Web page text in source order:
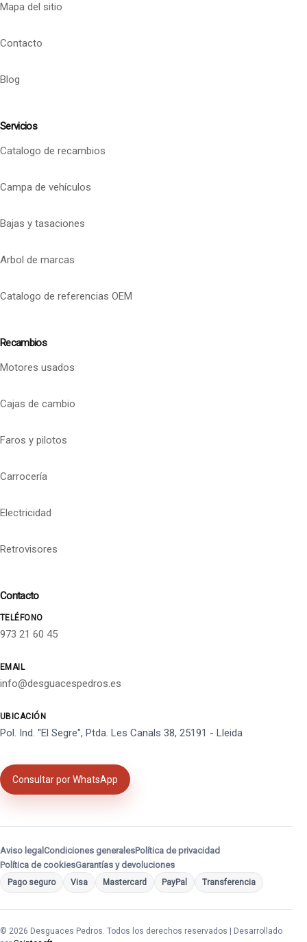
Mapa del sitio
Contacto
Blog
Servicios
Catalogo de recambios
Campa de vehículos
Bajas y tasaciones
Arbol de marcas
Catalogo de referencias OEM
Recambios
Motores usados
Cajas de cambio
Faros y pilotos
Carrocería
Electricidad
Retrovisores
Contacto
TELÉFONO
973 21 60 45
EMAIL
info@desguacespedros.es
UBICACIÓN
Pol. Ind. "El Segre", Ptda. Les Canals 38, 25191 - Lleida
Consultar por WhatsApp
Aviso legal Condiciones generalesPolítica de privacidad
Política de cookiesGarantías y devoluciones
Pago seguro Visa Mastercard PayPal Transferencia
© 2026 Desguaces Pedros. Todos los derechos reservados | Desarrollado